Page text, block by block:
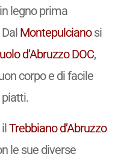
legno prima
Montepulcianosi
d’Abruzzo DOC,
corpo e di facile
Trebbiano d’Abruzzo
le sue diverse